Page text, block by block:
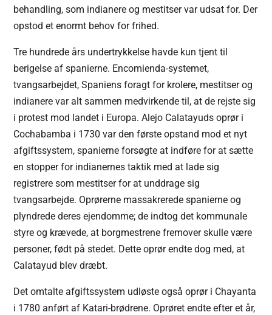
behandling, som indianere og mestitser var udsat for. Der
opstod et enormt behov for frihed.
Tre hundrede års undertrykkelse havde kun tjent til
berigelse af spanierne. Encomienda-systemet,
tvangsarbejdet, Spaniens foragt for krolere, mestitser og
indianere var alt sammen medvirkende til, at de rejste sig
i protest mod landet i Europa. Alejo Calatayuds oprør i
Cochabamba i 1730 var den første opstand mod et nyt
afgiftssystem, spanierne forsøgte at indføre for at sætte
en stopper for indianernes taktik med at lade sig
registrere som mestitser for at unddrage sig
tvangsarbejde. Oprørerne massakrerede spanierne og
plyndrede deres ejendomme; de indtog det kommunale
styre og krævede, at borgmestrene fremover skulle være
personer, født på stedet. Dette oprør endte dog med, at
Calatayud blev dræbt.
Det omtalte afgiftssystem udløste også oprør i Chayanta
i 1780 anført af Katari-brødrene. Oprøret endte efter et år,